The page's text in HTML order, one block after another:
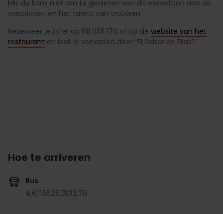
Mis de kans niet om te genieten van dit eerbetoon aan de
creativiteit en het talent van vrouwen.
Reserveer je tafel op 611 055 170 of op de website van het
restaurant en laat je verrassen door “El Sabor de Ellas”.
Hoe te arriveren
Bus
4,6,11,16,26,31,32,70